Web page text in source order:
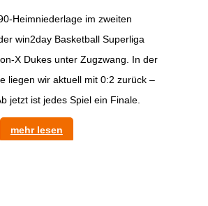
Heimniederlage im zweiten
win2day Basketball Superliga
X Dukes unter Zugzwang. In der
liegen wir aktuell mit 0:2 zurück –
jetzt ist jedes Spiel ein Finale.
mehr lesen